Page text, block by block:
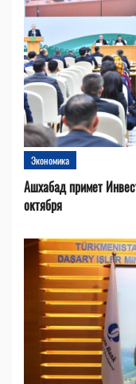
Экономика
Ашхабад примет
октября